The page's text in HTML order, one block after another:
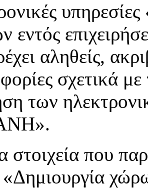
εντός
αληθείς,
σχετικά
των
στοιχεία που